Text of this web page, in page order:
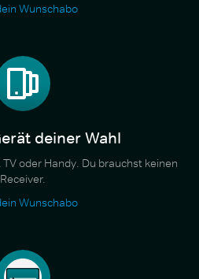
Wunschabo
deiner Wahl
oder Handy. Du brauchst keinen
Receiver.
Wunschabo